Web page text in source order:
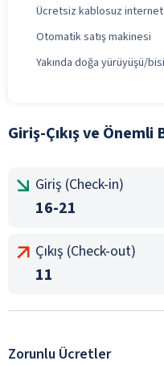
Ücretsiz kablosuz internet
Otomatik satış makinesi
Yakında doğa yürüyüşü/
Giriş-Çıkış ve Önemli
Giriş (Check-in)
16-21
Çıkış (Check-out)
11
Zorunlu Ücretler